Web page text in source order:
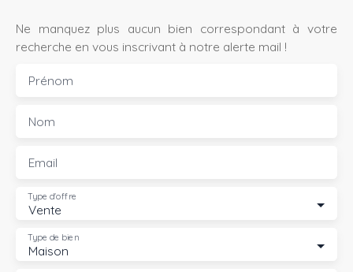
Ne manquez plus aucun bien correspondant à votre
recherche en vous inscrivant à notre alerte mail !
Prénom
Nom
Email
Vente
Type d'offre
Maison
Type de bien